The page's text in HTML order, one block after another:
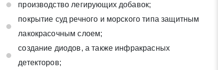
производство легирующих добавок;
покрытие суд речного и морского типа защитным
лакокрасочным слоем;
создание диодов, а также инфракрасных
детекторов;